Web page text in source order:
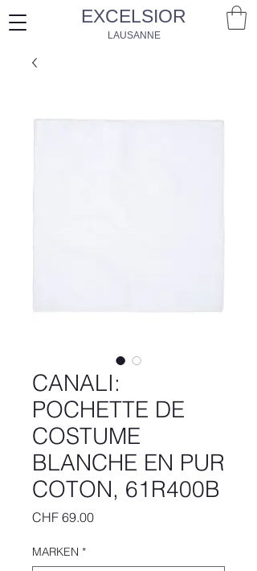
EXCELSIOR
LAUSANNE
CANALI:
POCHETTE DE
COSTUME
BLANCHE EN PUR
COTON, 61R400B
CHF 69.00Preis
MARKEN *